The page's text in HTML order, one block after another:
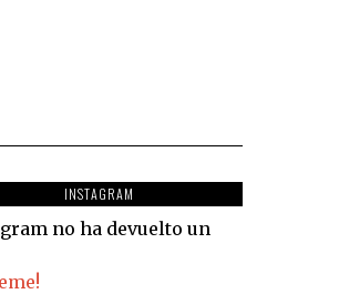
INSTAGRAM
no ha devuelto un